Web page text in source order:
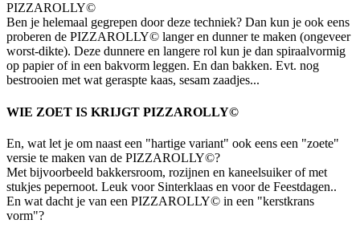
PIZZAROLLY©
Ben je helemaal gegrepen door deze techniek? Dan kun je ook eens
proberen de PIZZAROLLY© langer en dunner te maken (ongeveer
worst-dikte). Deze dunnere en langere rol kun je dan spiraalvormig
op papier of in een bakvorm leggen. En dan bakken. Evt. nog
bestrooien met wat geraspte kaas, sesam zaadjes...
WIE ZOET IS KRIJGT PIZZAROLLY©
En, wat let je om naast een "hartige variant" ook eens een "zoete"
versie te maken van de PIZZAROLLY©?
Met bijvoorbeeld bakkersroom, rozijnen en kaneelsuiker of met
stukjes pepernoot. Leuk voor Sinterklaas en voor de Feestdagen..
En wat dacht je van een PIZZAROLLY© in een "kerstkrans
vorm"?